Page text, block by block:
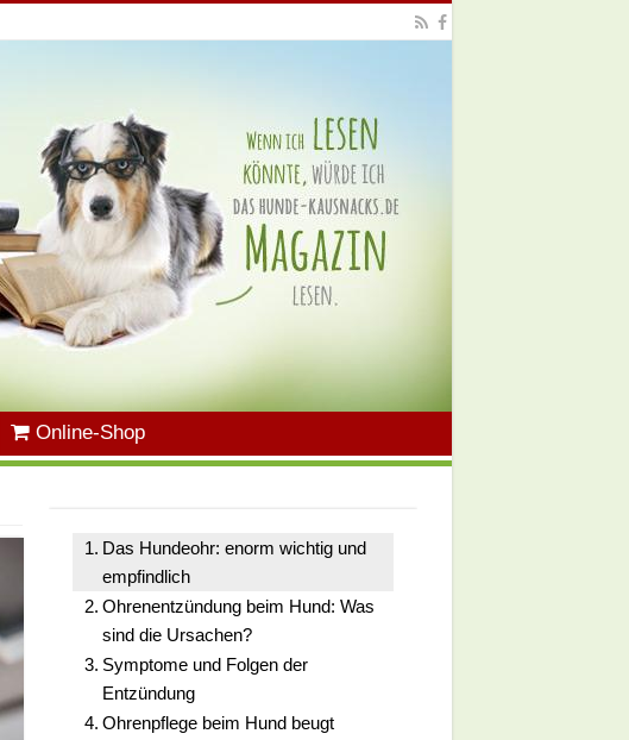
Online-Shop
Das Hundeohr: enorm wichtig und
empfindlich
Ohrenentzündung beim Hund: Was
sind die Ursachen?
Symptome und Folgen der
Entzündung
Ohrenpflege beim Hund beugt